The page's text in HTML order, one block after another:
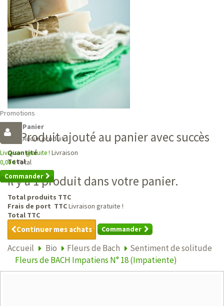
Promotions
Panier
Aucun produit
Livraison gratuite ! Livraison
0,00 €Total
Commander
Produit ajouté au panier avec succès
Quantité
Total
Il y a 1 produit dans votre panier.
Total produits TTC
Frais de port TTCLivraison gratuite !
Total TTC
Continuer mes achats Commander
Accueil Bio Fleurs de Bach
Sentiment de solitude
Fleurs de BACH Impatiens N° 18 (Impatiente)